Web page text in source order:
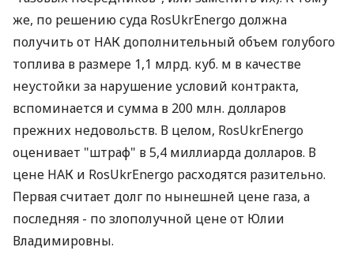
же, по решению суда RosUkrEnergo должна
получить от НАК дополнительный объем голубого
топлива в размере 1,1 млрд. куб. м в качестве
неустойки за нарушение условий контракта,
вспоминается и сумма в 200 млн. долларов
прежних недовольств. В целом, RosUkrEnergo
оценивает "штраф" в 5,4 миллиарда долларов. В
цене НАК и RosUkrEnergo расходятся разительно.
Первая считает долг по нынешней цене газа, а
последняя - по злополучной цене от Юлии
Владимировны.